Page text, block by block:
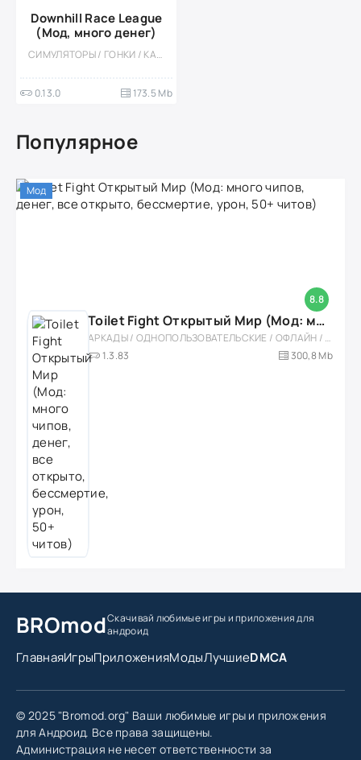
Downhill Race League
(Мод, много денег)
СИМУЛЯТОРЫ / ГОНКИ / КАЗУАЛЬНЫЕ / ОДНОПОЛЬЗОВАТЕЛЬСКИЕ / СТИЛИЗАЦИЯ / ОФЛАЙН
0.13.0 173.5 Mb
Популярное
8.8
Мод
Toilet Fight Открытый Мир (Мод: много чипов, денег, все открыто, бессмертие, урон, 50+ читов)
АРКАДЫ / ОДНОПОЛЬЗОВАТЕЛЬСКИЕ / ОФЛАЙН / МОД / РОЛЕВЫЕ / ШУТЕРЫ / ОТКРЫТЫЙ МИР / ВСТРОЕННЫЙ КЕШ / 3D / ЭКШЕНЫ / ТУАЛЕТНЫЕ ВОЙНЫ / ДЛЯ ДЕТЕЙ
1.3.83
300,8 Mb
BROmodСкачивай любимые игрыи приложения для
андроид
ГлавнаяИгрыПриложенияМодыЛучшиеDMCA
© 2025 "Bromod.org" Ваши любимые игры и приложения
для Андроид. Все права защищены.
Администрация не несет ответственности за